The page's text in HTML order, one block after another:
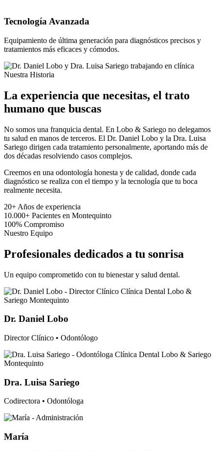
Tecnología Avanzada
Equipamiento de última generación para diagnósticos precisos y
tratamientos más eficaces y cómodos.
Nuestra Historia
La experiencia que necesitas, el trato
humano que buscas
No somos una franquicia dental. En Lobo & Sariego no delegamos
tu salud en manos de terceros. El Dr. Daniel Lobo y la Dra. Luisa
Sariego dirigen cada tratamiento personalmente, aportando más de
dos décadas resolviendo casos complejos.
Creemos en una odontología honesta y de calidad, donde cada
diagnóstico se realiza con el tiempo y la tecnología que tu boca
realmente necesita.
20+ Años de experiencia
10.000+ Pacientes en Montequinto
100% Compromiso
Nuestro Equipo
Profesionales dedicados a tu sonrisa
Un equipo comprometido con tu bienestar y salud dental.
Dr. Daniel Lobo
Director Clínico • Odontólogo
Dra. Luisa Sariego
Codirectora • Odontóloga
María